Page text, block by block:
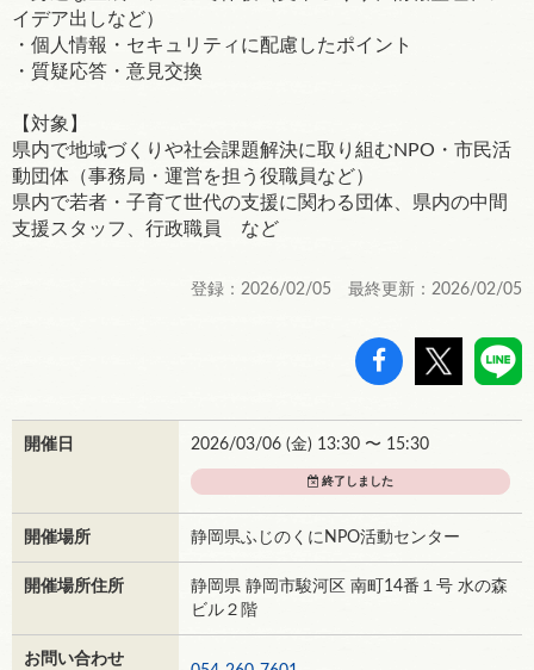
イデア出しなど）
・個人情報・セキュリティに配慮したポイント
・質疑応答・意見交換
【対象】
県内で地域づくりや社会課題解決に取り組むNPO・市民活
動団体（事務局・運営を担う役職員など）
県内で若者・子育て世代の支援に関わる団体、県内の中間
支援スタッフ、行政職員 など
登録：2026/02/05 最終更新：2026/02/05
開催日 2026/03/06 (金) 13:30 〜 15:30
終了しました
開催場所 静岡県ふじのくにNPO活動センター
開催場所住所
静岡県 静岡市駿河区 南町14番１号 水の森
ビル２階
お問い合わせ